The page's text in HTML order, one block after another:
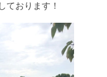
ております！